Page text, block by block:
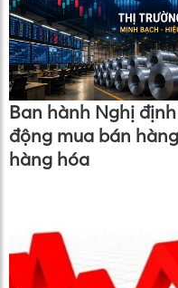
Ban hành Nghị
động mua bán
hàng hóa